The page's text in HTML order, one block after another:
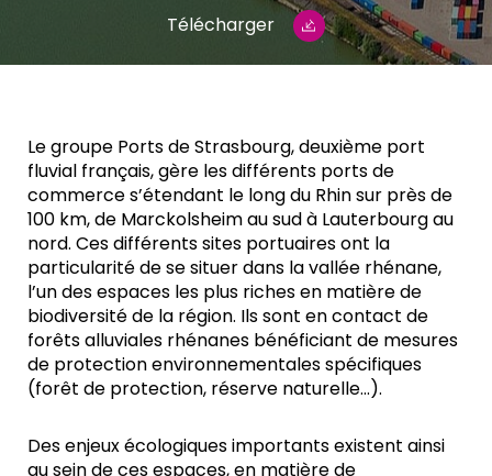
Télécharger
Le groupe Ports de Strasbourg, deuxième port
fluvial français, gère les différents ports de
commerce s’étendant le long du Rhin sur près de
100 km, de Marckolsheim au sud à Lauterbourg au
nord. Ces différents sites portuaires ont la
particularité de se situer dans la vallée rhénane,
l’un des espaces les plus riches en matière de
biodiversité de la région. Ils sont en contact de
forêts alluviales rhénanes bénéficiant de mesures
de protection environnementales spécifiques
(forêt de protection, réserve naturelle…).
Des enjeux écologiques importants existent ainsi
au sein de ces espaces, en matière de